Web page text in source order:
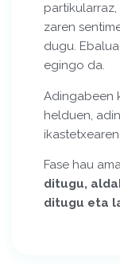
zaren
dugu.
egingo da.
Adingabeen
helduen,
Fase hau
ditugu,
ditugu eta